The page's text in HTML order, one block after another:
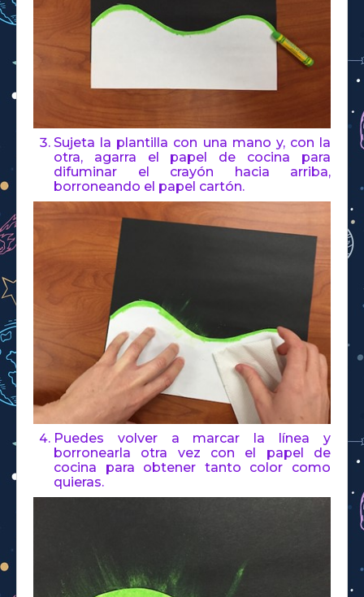
Sujeta la plantilla con una mano y, con la
otra, agarra el papel de cocina para
difuminar el crayón hacia arriba,
borroneando el papel cartón.
Puedes volver a marcar la línea y
borronearla otra vez con el papel de
cocina para obtener tanto color como
quieras.